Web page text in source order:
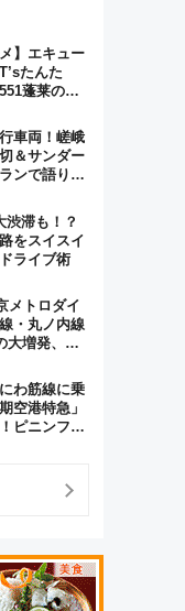
】エキュー
たんた
蓬莱の
店「肉とた
続々登場！
車両！嵯峨
＆サンダー
ンで語り合
く！9月13
満喫ツア
渋滞も！？
をスイスイ
ライブ術
メトロダイ
・丸ノ内線
大増発、混
わ筋線に乗
空港特急」
ピニンファ